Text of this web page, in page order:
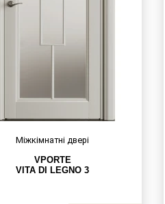
Міжкімнатні двері
VPORTE
VITA DI LEGNO 3